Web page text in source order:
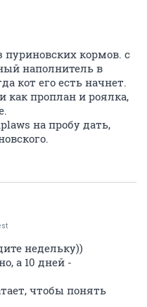
кормов. с
наполнитель в
кот его есть начнет.
как проплан и роялка,
на пробу дать,
недельку))
а 10 дней -
чтобы понять